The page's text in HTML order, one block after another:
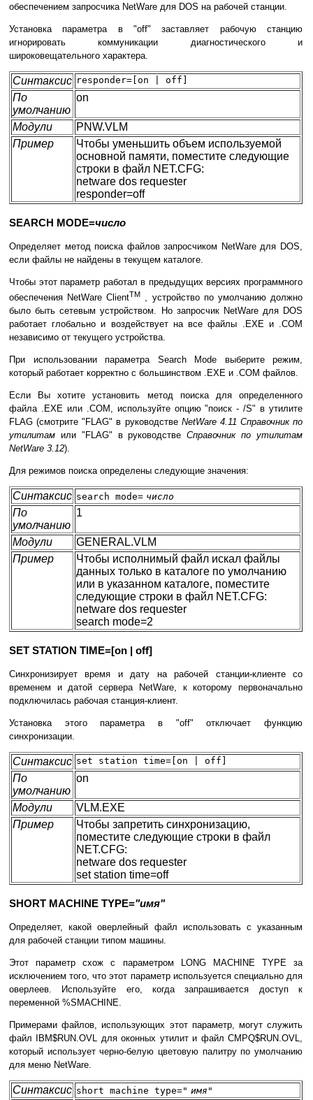
обеспечением запросчика NetWare для DOS на рабочей станции.
Установка параметра в "off" заставляет рабочую станцию
игнорировать коммуникации диагностического и
широковещательного характера.
Синтаксис responder=[on | off]
По
умолчанию
on
Модули
PNW.VLM
Пример
Чтобы уменьшить объем используемой
основной памяти, поместите следующие
строки в файл NET.CFG:
netware dos requester
responder=off
SEARCH MODE=число
Определяет метод поиска файлов запросчиком NetWare для DOS,
если файлы не найдены в текущем каталоге.
Чтобы этот параметр работал в предыдущих версиях программного
обеспечения NetWare ClientTM , устройство по умолчанию должно
было быть сетевым устройством. Но запросчик NetWare для DOS
работает глобально и воздействует на все файлы .EXE и .COM
независимо от текущего устройства.
При использовании параметра Search Mode выберите режим,
который работает корректно с большинством .EXE и .COM файлов.
Если Вы хотите установить метод поиска для определенного
файла .EXE или .COM, используйте опцию "поиск - /S" в утилите
FLAG (смотрите "FLAG" в руководстве NetWare 4.11 Справочник по
утилитам или "FLAG" в руководствеСправочник по утилитам
NetWare 3.12).
Для режимов поиска определены следующие значения:
Синтаксис search mode= число
По
умолчанию
1
Модули
GENERAL.VLM
Пример
Чтобы исполнимый файл искал файлы
данных только в каталоге по умолчанию
или в указанном каталоге, поместите
следующие строки в файл NET.CFG:
netware dos requester
search mode=2
SET STATION TIME=[on | off]
Синхронизирует время и дату на рабочей станции-клиенте со
временем и датой сервера NetWare, к которому первоначально
подключилась рабочая станция-клиент.
Установка этого параметра в "off" отключает функцию
синхронизации.
Синтаксис set station time=[on | off]
По
умолчанию
on
Модули
VLM.EXE
Пример
Чтобы запретить синхронизацию,
поместите следующие строки в файл
NET.CFG:
netware dos requester
set station time=off
SHORT MACHINE TYPE="имя"
Определяет, какой оверлейный файл использовать с указанным
для рабочей станции типом машины.
Этот параметр схож с параметром LONG MACHINE TYPE за
исключением того, что этот параметр используется специально для
оверлеев. Используйте его, когда запрашивается доступ к
переменной %SMACHINE.
Примерами файлов, использующих этот параметр, могут служить
файл IBM$RUN.OVL для оконных утилит и файл CMPQ$RUN.OVL,
который использует черно-белую цветовую палитру по умолчанию
для меню NetWare.
Синтаксис short machine type=" имя "